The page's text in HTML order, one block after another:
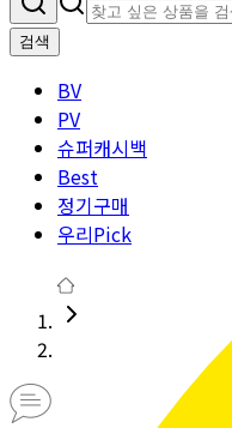
검색
BV
PV
슈퍼캐시백
Best
정기구매
우리Pick